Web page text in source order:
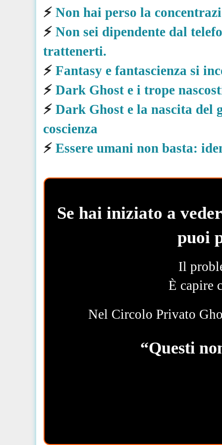
⚡️Non hai perso la
⚡️Non sei dipendente dal
trattenerti.
⚡️Fantasy e fantascienza si
⚡️Dark Ghost e i trope
⚡️Dark Ghost e la nascita del
coscienza
⚡️Essere umani non basta:
Se hai iniziato a
puoi
Il
È capire
Nel Circolo Privato
“Questi